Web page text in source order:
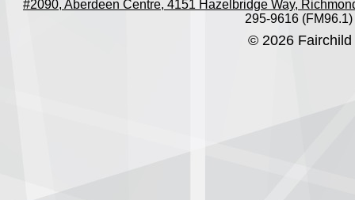
#2090, Aberdeen Centre, 4151 Hazelbridge Way,
295-9616 (FM96.1)
© 2026 Fairchild